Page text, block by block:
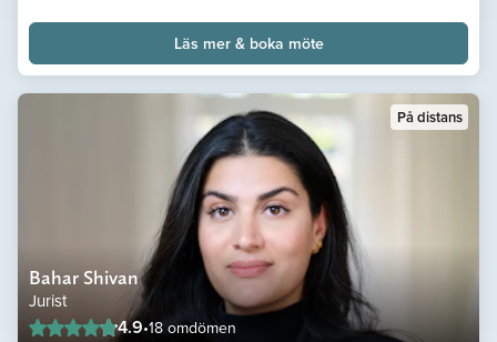
tidigare gåvor eller
det finns dödsbodelägare med olika intressen
Kontakta mig gärna för ett kostnadsfritt första samtal!
Läs mer & boka möte
Bahar Shivan
Jurist
4.9•18 omdömen
På distans